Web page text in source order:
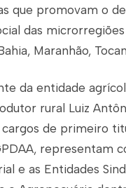
que promovam o
das
Maranhão,
da entidade
rural Luiz
cargos de primeiro
representam
e as Entidades